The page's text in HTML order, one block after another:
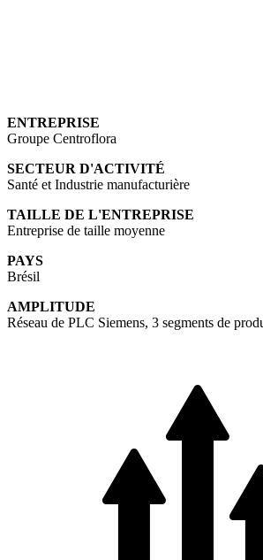
ENTREPRISE
Groupe Centroflora
SECTEUR D'ACTIVITÉ
Santé et Industrie manufacturière
TAILLE DE L'ENTREPRISE
Entreprise de taille moyenne
PAYS
Brésil
AMPLITUDE
Réseau de PLC Siemens, 3 segments de